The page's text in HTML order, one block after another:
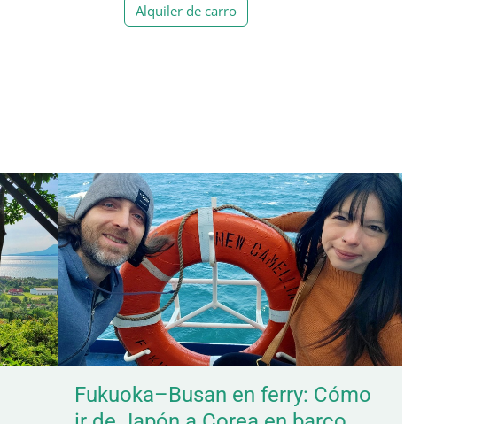
Alquiler de carro
Fukuoka–Busan en ferry: Cómo